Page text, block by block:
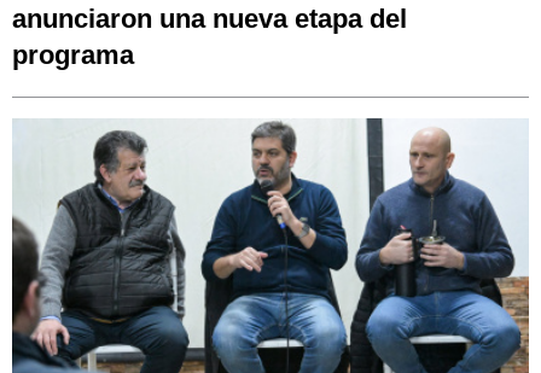
anunciaron una nueva etapa del
programa